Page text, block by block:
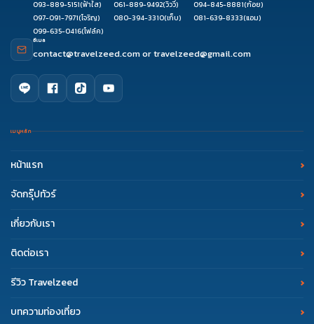
093-889-5151(ฟ้าใส) 061-889-9492(วิววี่) 094-845-8881(ก้อย)
097-091-7971(โจริญ) 080-394-3310(เก็บ) 081-639-8333(แอม)
099-635-0416(โฟล์ค)
อีเมล
contact@travelzeed.comortravelzeed@gmail.com
เมนูหลัก
หน้าแรก
จัดกรุ๊ปทัวร์
เกี่ยวกับเรา
ติดต่อเรา
รีวิว Travelzeed
บทความท่องเที่ยว